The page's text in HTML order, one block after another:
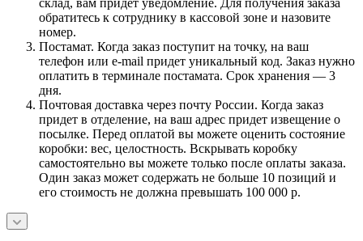
обратитесь к сотруднику в кассовой зоне и назовите
номер.
Постамат. Когда заказ поступит на точку, на ваш
телефон или e-mail придет уникальный код. Заказ нужно
оплатить в терминале постамата. Срок хранения — 3
дня.
Почтовая доставка через почту России. Когда заказ
придет в отделение, на ваш адрес придет извещение о
посылке. Перед оплатой вы можете оценить состояние
коробки: вес, целостность. Вскрывать коробку
самостоятельно вы можете только после оплаты заказа.
Один заказ может содержать не больше 10 позиций и
его стоимость не должна превышать 100 000 р.